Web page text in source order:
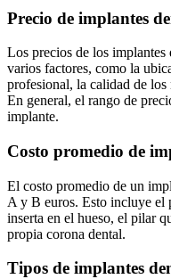
Precio de implantes
Los precios de los implantes
varios factores, como la
profesional, la calidad de
En general, el rango de
implante.
Costo promedio de
El costo promedio de un
A y B euros. Esto incluye el
inserta en el hueso, el pilar
propia corona dental.
Tipos de implantes